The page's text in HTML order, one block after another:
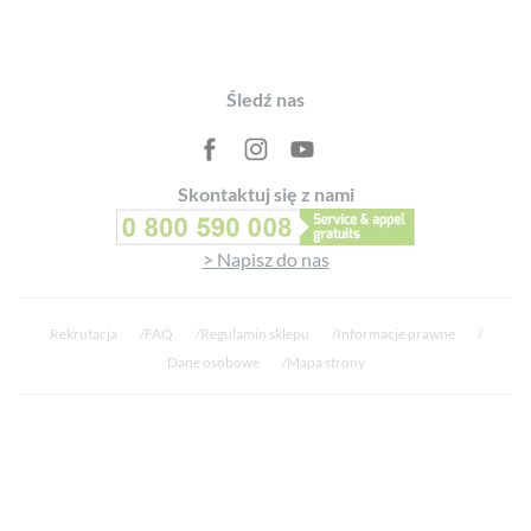
Śledź nas
Skontaktuj się z nami
> Napisz do nas
Rekrutacja FAQ Regulamin sklepu
Informacje prawne
Dane osobowe
Mapa strony